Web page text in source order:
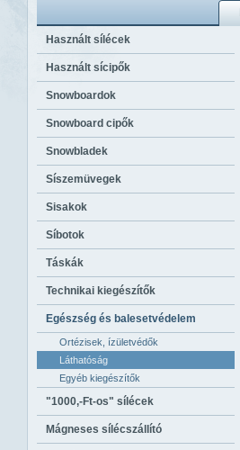
Használt sílécek
Használt sícipők
Snowboardok
Snowboard cipők
Snowbladek
Síszemüvegek
Sisakok
Síbotok
Táskák
Technikai kiegészítők
Egészség és balesetvédelem
Ortézisek, ízületvédők
Láthatóság
Egyéb kiegészítők
"1000,-Ft-os" sílécek
Mágneses sílécszállító